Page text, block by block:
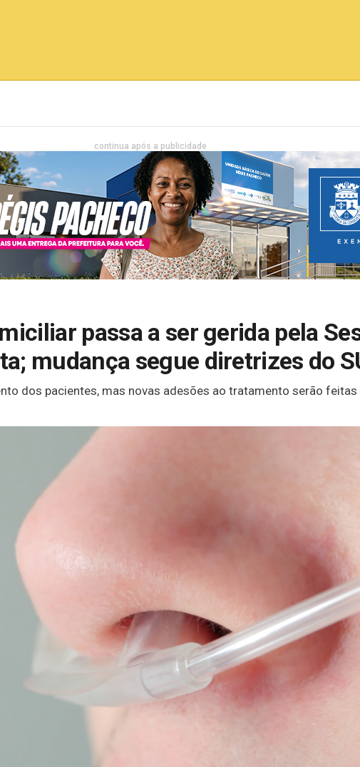
continua após a publicidade
passa a ser gerida pela
mudança segue diretrizes do
dos pacientes, mas novas adesões ao tratamento serão